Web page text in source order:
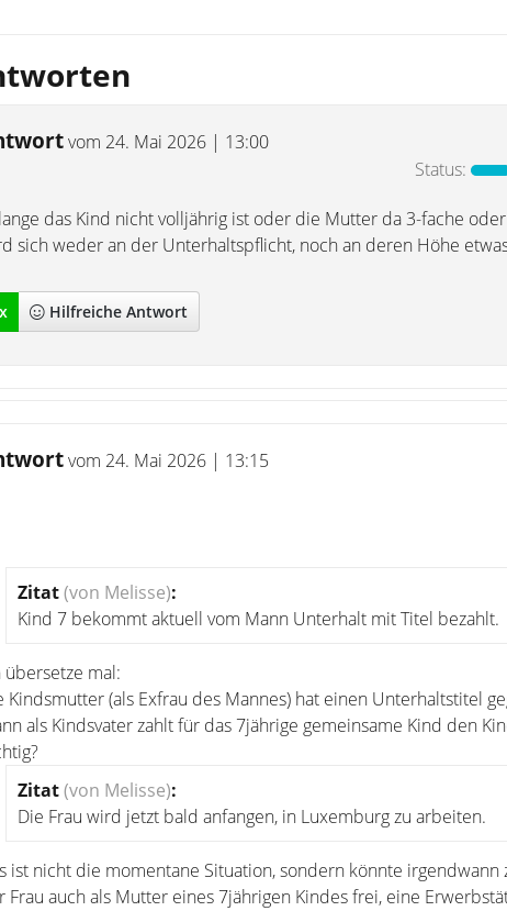
vom 24. Mai 2026 | 13:00
Status:
das Kind nicht volljährig ist oder die Mutter da 3-fache
sich weder an der Unterhaltspflicht, noch an deren Höhe
x Hilfreiche Antwort
vom 24. Mai 2026 | 13:15
Zitat(von Melisse):
Kind 7 bekommt aktuell vom Mann Unterhalt mit Titel bezahlt.
übersetze mal:
Kindsmutter (als Exfrau des Mannes) hat einen Unterhaltstitel
als Kindsvater zahlt für das 7jährige gemeinsame Kind den
Zitat(von Melisse):
Die Frau wird jetzt bald anfangen, in Luxemburg zu arbeiten.
ist nicht die momentane Situation, sondern könnte irgendwann
Frau auch als Mutter eines 7jährigen Kindes frei, eine